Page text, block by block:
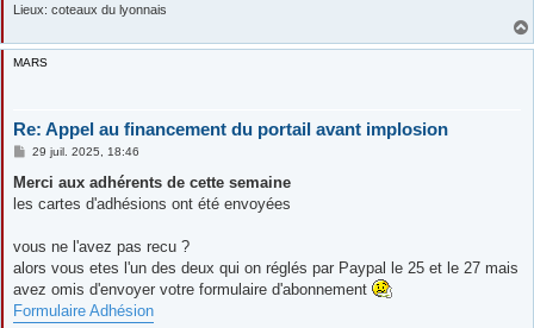
Lieux: coteaux du lyonnais
MARS
Re: Appel au financement du portail avant implosion
M
s
a
29 juil. 2025, 18:46
Merci aux adhérents de cette semaine
les cartes d'adhésions ont été envoyées
vous ne l'avez pas recu ?
alors vous etes l'un des deux qui on réglés par Paypal le 25 et le 27 mais
avez omis d'envoyer votre formulaire d'abonnement
Formulaire Adhésion